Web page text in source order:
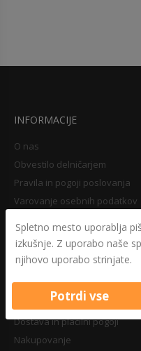
INFORMACIJE
O nas
Obvestilo delničarjem
Pravila in pogoji poslovanja
Varovanje osebnih podatkov
Pravilnik o zasebnosti
Pravno obvestilo
NAKUPOVANJE
Dostava in plačilni pogoji
Nakupovanje
Spletno mesto uporablja
izkušnje. Z uporabo naše
njihovo uporabo strinjate.
Potrdi vse